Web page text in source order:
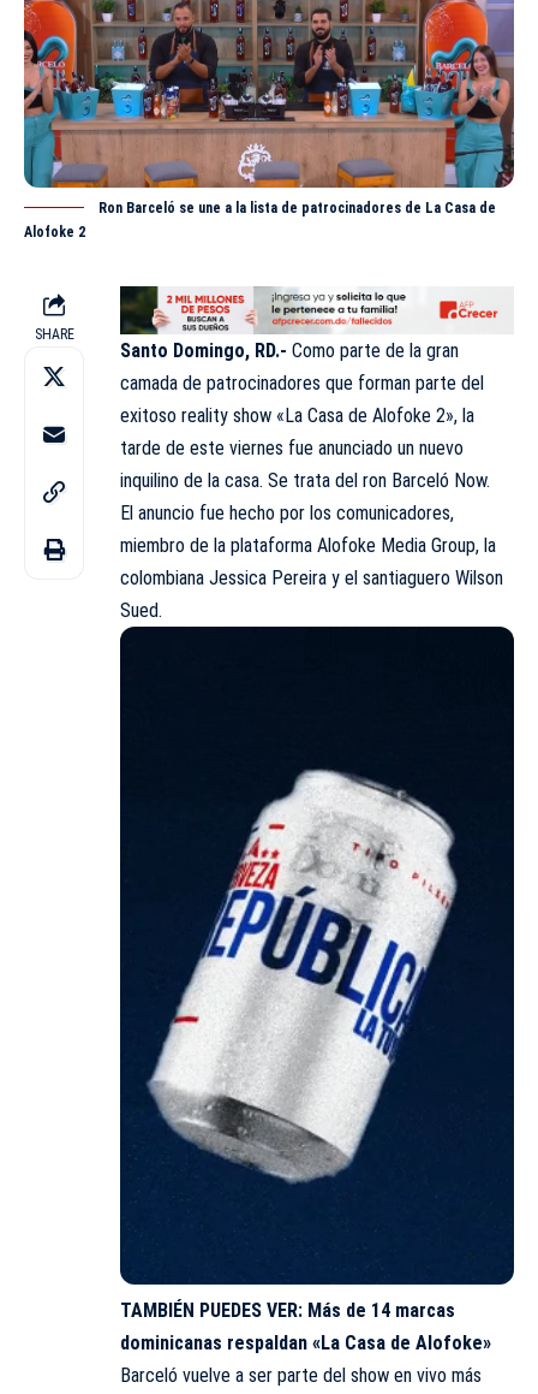
Ron Barceló se une a la lista de patrocinadores de La Casa de
Alofoke 2
SHARE
Santo Domingo, RD.- Como parte de la gran
camada de patrocinadores que forman parte del
exitoso reality show «La Casa de Alofoke 2», la
tarde de este viernes fue anunciado un nuevo
inquilino de la casa. Se trata del ron Barceló Now.
El anuncio fue hecho por los comunicadores,
miembro de la plataforma Alofoke Media Group, la
colombiana Jessica Pereira y el santiaguero Wilson
Sued.
TAMBIÉN PUEDES VER: Más de 14 marcas
dominicanas respaldan «La Casa de Alofoke»
Barceló vuelve a ser parte del show en vivo más